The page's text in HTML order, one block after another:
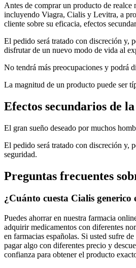
Antes de comprar un producto de realce
incluyendo Viagra, Cialis y Levitra, a
cliente sobre su eficacia, efectos
El pedido será tratado con discreción y,
disfrutar de un nuevo modo de vida al
No tendrá más preocupaciones y podrá
La magnitud de un producto puede ser
Efectos secundarios de
El gran sueño deseado por muchos
El pedido será tratado con discreción y,
seguridad.
Preguntas frecuentes
¿Cuánto cuesta Cialis generico
Puedes ahorrar en nuestra farmacia
adquirir medicamentos con diferentes
en farmacias españolas. Si usted sufre
pagar algo con diferentes precio y
confianza para obtener el producto